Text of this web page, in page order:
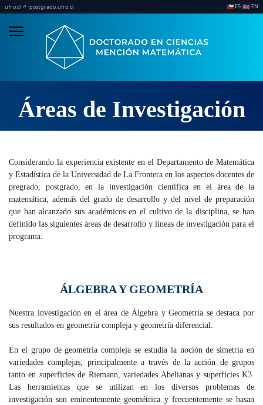
ufro.cl ↗ ·postgrado.ufro.cl 🇨🇱 ES·🇬🇧 EN
Áreas de Investigación
Considerando la experiencia existente en el Departamento de Matemática
y Estadística de la Universidad de La Frontera en los aspectos docentes de
pregrado, postgrado, en la investigación científica en el área de la
matemática, además del grado de desarrollo y del nivel de preparación
que han alcanzado sus académicos en el cultivo de la disciplina, se han
definido las siguientes áreas de desarrollo y líneas de investigación para el
programa:
ÁLGEBRA Y GEOMETRÍA
Nuestra investigación en el área de Álgebra y Geometría se destaca por
sus resultados en geometría compleja y geometría diferencial.
En el grupo de geometría compleja se estudia la noción de simetría en
variedades complejas, principalmente a través de la acción de grupos
tanto en superficies de Riemann, variedades Abelianas y superficies K3.
Las herramientas que se utilizan en los diversos problemas de
investigación son eminentemente geométrica y frecuentemente se basan